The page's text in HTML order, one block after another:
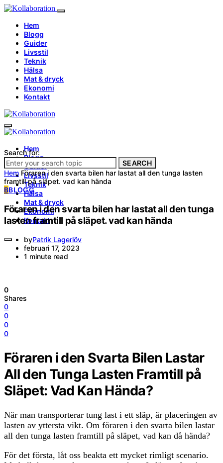
Hem
Blogg
Guider
Livsstil
Teknik
Hälsa
Mat & dryck
Ekonomi
Kontakt
Hem
Blogg
Guider
Livsstil
Teknik
Hälsa
Mat & dryck
Ekonomi
Kontakt
Search for:
SEARCH
Hem Föraren i den svarta bilen har lastat all den tunga lasten
framtill på släpet. vad kan hända
BBLOGG
Föraren i den svarta bilen har lastat all den tunga
lasten framtill på släpet. vad kan hända
byPatrik Lagerlöv
februari 17, 2023
1 minute read
0
Shares
0
0
0
0
Föraren i den Svarta Bilen Lastar
All den Tunga Lasten Framtill på
Släpet: Vad Kan Hända?
När man transporterar tung last i ett släp, är placeringen av
lasten av yttersta vikt. Om föraren i den svarta bilen lastar
all den tunga lasten framtill på släpet, vad kan då hända?
För det första, låt oss beakta ett mycket rimligt scenario.